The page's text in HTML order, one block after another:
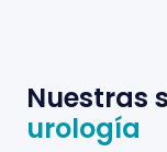
Nuestras
urología